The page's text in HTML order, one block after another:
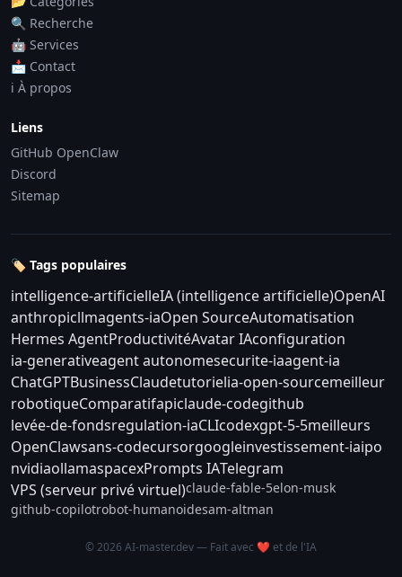
🔍 Recherche
🤖 Services
📩 Contact
ℹ️ À propos
Liens
GitHub OpenClaw
Discord
Sitemap
🏷️ Tags populaires
intelligence-artificielleIA (intelligence artificielle)OpenAI
anthropicllmagents-iaOpen SourceAutomatisation
Hermes AgentProductivitéAvatar IAconfiguration
ia-generativeagent autonomesecurite-iaagent-ia
ChatGPTBusinessClaudetutorielia-open-sourcemeilleur
robotiqueComparatifapiclaude-codegithub
levée-de-fondsregulation-iaCLIcodexgpt-5-5meilleurs
OpenClawsans-codecursorgoogleinvestissement-iaipo
nvidiaollamaspacexPrompts IATelegram
VPS (serveur privé virtuel)claude-fable-5elon-musk
github-copilotrobot-humanoidesam-altman
© 2026 AI-master.dev — Fait avec ❤️ et de l'IA